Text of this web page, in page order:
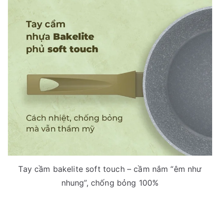
Tay cầm bakelite soft touch – cầm nắm “êm như
nhung”, chống bỏng 100%